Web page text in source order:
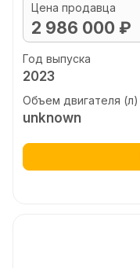
Цена продавца
2 986 000 ₽
Год выпуска
2023
Объем двигателя (л)
unknown